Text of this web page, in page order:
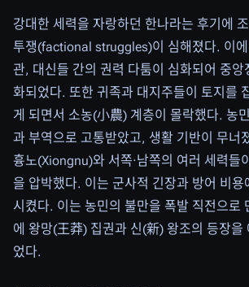
강대한 세력을 자랑하던 한나라는 후기에
투쟁(factional struggles)이 심해졌다. 이
관, 대신들 간의 권력 다툼이 심화되어 중앙
화되었다. 또한 귀족과 대지주들이 토지를
게 되면서 소농(小農) 계층이 몰락했다. 농
과 부역으로 고통받았고, 생활 기반이 무너
흉노(Xiongnu)와 서쪽·남쪽의 여러 세력들
을 압박했다. 이는 군사적 긴장과 방어 비용
시켰다. 이는 농민의 불만을 폭발 직전으로
에 왕망(王莽) 집권과 신(新) 왕조의 등장을
었다.